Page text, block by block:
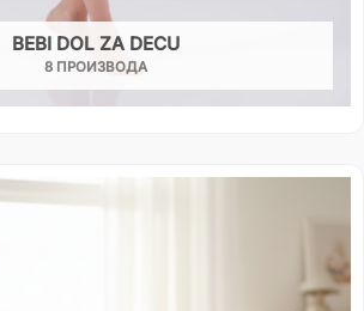
BEBI DOL ZA DECU
8 ПРОИЗВОДА